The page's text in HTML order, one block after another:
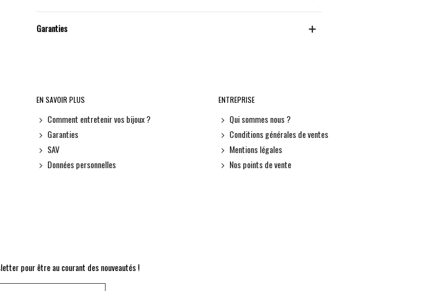
Garanties
EN SAVOIR PLUS
Comment entretenir vos bijoux ?
Garanties
SAV
Données personnelles
ENTREPRISE
Qui sommes nous ?
Conditions générales de ventes
Mentions légales
Nos points de vente
pour être au courant des nouveautés !